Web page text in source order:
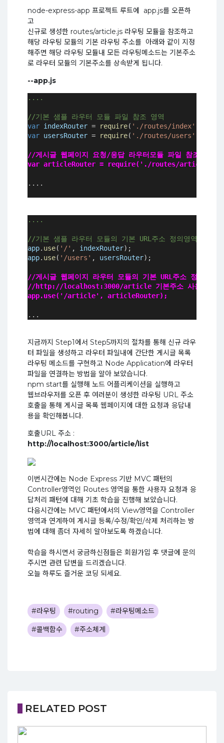
node-express-app 프로젝트 루트에 app.js를 오픈하
고
신규로 생성한 routes/article.js 라우팅 모듈을 참조하고
해당 라우팅 모듈의 기본 라우팅 주소를 아래와 같이 지정
해주면 해당 라우팅 모듈내 모든 라우팅메소드는 기본주소
로 라우터 모듈의 기본주소를 상속받게 됩니다.
--app.js
....
//기본 샘플 라우터 모듈 파일 참조 영역
var indexRouter = require( './routes/index'
var usersRouter = require( './routes/users'
//게시글 웹페이지 요청/응답 라우터모듈 파일 참조
var articleRouter = require('./routes/article');
....
....
//기본 샘플 라우터 모듈의 기본 URL주소 정의영역
app. use( '/' , indexRouter);
app. use( '/users' , usersRouter);
//게시글 웹페이지 라우터 모듈의 기본 URL주소 정의
//http://localhost:3000/article 기본주소 사용
app.use('/article', articleRouter);
...
지금까지 Step1에서 Step5까지의 절차를 통해 신규 라우
터 파일을 생성하고 라우터 파일내에 간단한 게시글 목록
라우팅 메소드를 구현하고 Node Application에 라우터
파일을 연결하는 방법을 알아 보았습니다.
npm start를 실행해 노드 어플리케이션을 실행하고
웹브라우저를 오픈 후 여러분이 생성한 라우팅 URL 주소
호출을 통해 게시글 목록 웹페이지에 대한 요청과 응답내
용을 확인해봅니다.
호출URL 주소 :
http://localhost:3000/article/list
이번시간에는 Node Express 기반 MVC 패턴의
Controller영역인 Routes 영역을 통한 사용자 요청과 응
답처리 패턴에 대해 기초 학습을 진행해 보았습니다.
다음시간에는 MVC 패턴에서의 View영역을 Controller
영역과 연계하여 게시글 등록/수정/확인/삭제 처리하는 방
법에 대해 좀더 자세히 알아보도록 하겠습니다.
학습을 하시면서 궁금하신점들은 회원가입 후 댓글에 문의
주시면 관련 답변을 드리겠습니다.
오늘 하루도 즐거운 코딩 되세요.
#라우팅 #routing #라우팅메소드
#콜백함수 #주소체계
RELATED POST